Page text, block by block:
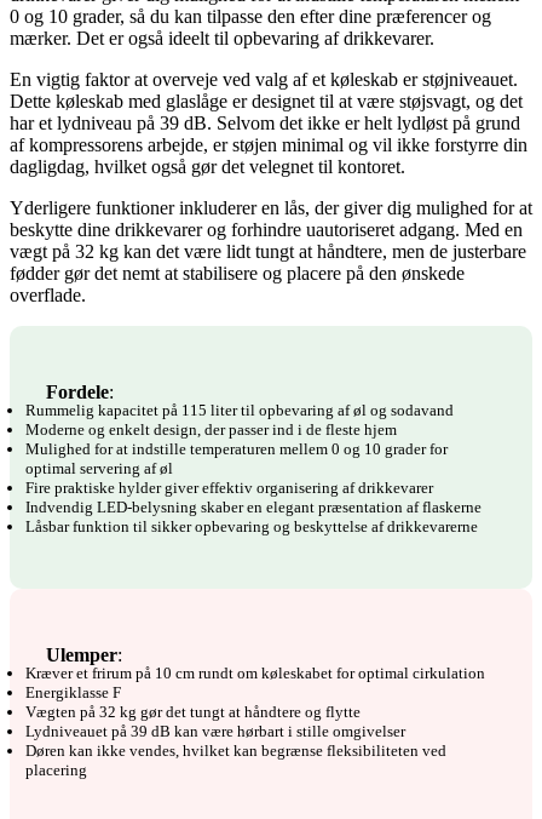
0 og 10 grader, så du kan tilpasse den efter dine præferencer og
mærker. Det er også ideelt til opbevaring af drikkevarer.
En vigtig faktor at overveje ved valg af et køleskab er støjniveauet.
Dette køleskab med glaslåge er designet til at være støjsvagt, og det
har et lydniveau på 39 dB. Selvom det ikke er helt lydløst på grund
af kompressorens arbejde, er støjen minimal og vil ikke forstyrre din
dagligdag, hvilket også gør det velegnet til kontoret.
Yderligere funktioner inkluderer en lås, der giver dig mulighed for at
beskytte dine drikkevarer og forhindre uautoriseret adgang. Med en
vægt på 32 kg kan det være lidt tungt at håndtere, men de justerbare
fødder gør det nemt at stabilisere og placere på den ønskede
overflade.
Fordele:
Rummelig kapacitet på 115 liter til opbevaring af øl og sodavand
Moderne og enkelt design, der passer ind i de fleste hjem
Mulighed for at indstille temperaturen mellem 0 og 10 grader for
optimal servering af øl
Fire praktiske hylder giver effektiv organisering af drikkevarer
Indvendig LED-belysning skaber en elegant præsentation af flaskerne
Låsbar funktion til sikker opbevaring og beskyttelse af drikkevarerne
Ulemper:
Kræver et frirum på 10 cm rundt om køleskabet for optimal cirkulation
Energiklasse F
Vægten på 32 kg gør det tungt at håndtere og flytte
Lydniveauet på 39 dB kan være hørbart i stille omgivelser
Døren kan ikke vendes, hvilket kan begrænse fleksibiliteten ved
placering